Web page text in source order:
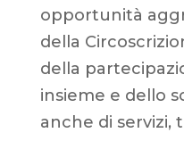
opportunità
della
della
insieme e dello
anche di servizi,